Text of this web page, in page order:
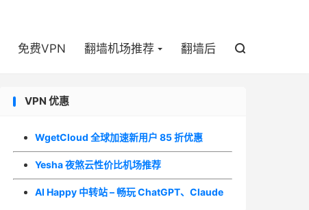
免费VPN 翻墙机场推荐 翻墙后 
VPN 优惠
WgetCloud 全球加速新用户 85 折优惠
Yesha 夜煞云性价比机场推荐
AI Happy 中转站 – 畅玩 ChatGPT、Claude